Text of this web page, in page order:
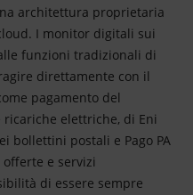
architettura proprietaria
I monitor digitali sui
funzioni tradizionali di
direttamente con il
pagamento del
elettriche, di Eni
bollettini postali e Pago PA
e servizi
di essere sempre